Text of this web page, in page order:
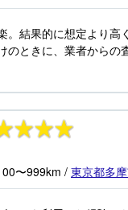
。結果的に想定より高
のときに、業者からの
〜999km / 東京都多